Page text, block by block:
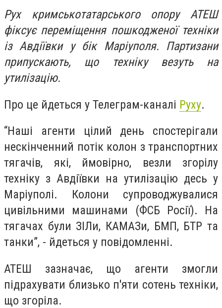
Рух кримськотатарського опору АТЕШ
фіксує переміщення пошкодженої техніки
із Авдіївки у бік Маріуполя. Партизани
припускають, що техніку везуть на
утилізацію.
Про це йдеться у Телеграм-каналі Руху.
“Наші агенти цілий день спостерігали
нескінченний потік колон з транспортних
тягачів, які, ймовірно, везли згорілу
техніку з Авдіївки на утилізацію десь у
Маріуполі. Колони супроводжувалися
цивільними машинами (ФСБ Росії). На
тягачах були ЗІЛи, КАМАЗи, БМП, БТР та
танки”, - йдеться у повідомленні.
АТЕШ зазначає, що агенти змогли
підрахувати близько п'яти сотень техніки,
що згоріла.